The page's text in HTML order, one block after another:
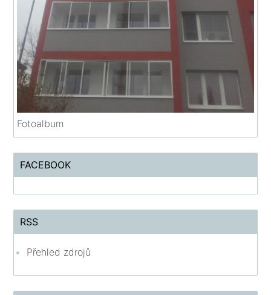
Fotoalbum
FACEBOOK
RSS
Přehled zdrojů